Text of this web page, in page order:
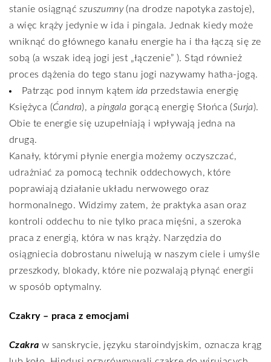
stanie osiągnąćszuszumny(na drodze napotyka zastoje),
a więc krąży jedynie w ida i pingala. Jednak kiedy może
wniknąć do głównego kanału energie ha i tha łączą się ze
sobą (a wszak ideą jogi jest „łączenie” ). Stąd również
proces dążenia do tego stanu jogi nazywamy hatha-jogą.
Patrząc pod innym kątem ida przedstawia energię
Księżyca (Ćandra), apingala gorącą energię Słońca (Surja).
Obie te energie się uzupełniają i wpływają jedna na
drugą.
Kanały, którymi płynie energia możemy oczyszczać,
udrażniać za pomocą technik oddechowych, które
poprawiają działanie układu nerwowego oraz
hormonalnego. Widzimy zatem, że praktyka asan oraz
kontroli oddechu to nie tylko praca mięśni, a szeroka
praca z energią, która w nas krąży. Narzędzia do
osiągniecia dobrostanu niwelują w naszym ciele i umyśle
przeszkody, blokady, które nie pozwalają płynąć energii
w sposób optymalny.
Czakry – praca z emocjami
Czakra w sanskrycie, języku staroindyjskim, oznacza krąg